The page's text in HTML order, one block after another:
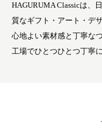
HAGURUMA Classicは、
質なギフト・アート・デ
心地よい素材感と丁寧な
工場でひとつひとつ丁寧